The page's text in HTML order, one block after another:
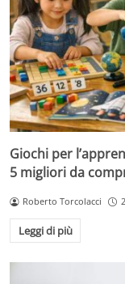
Giochi per
5 migliori da
Roberto Torcolacci
Leggi di più